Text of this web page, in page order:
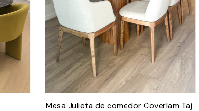
Mesa Julieta de comedor Coverlam Taj